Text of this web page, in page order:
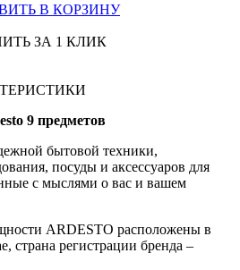
В КОРЗИНУ
ЗА 1 КЛИК
9 предметов
бытовой техники,
посуды и аксессуаров для
с мыслями о вас и вашем
ARDESTO расположены в
страна регистрации бренда –